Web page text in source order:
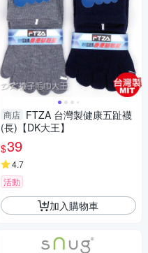
商店 FTZA 台灣製健康五趾襪
(長)【DK大王】
$39
4.7
活動
加入購物車